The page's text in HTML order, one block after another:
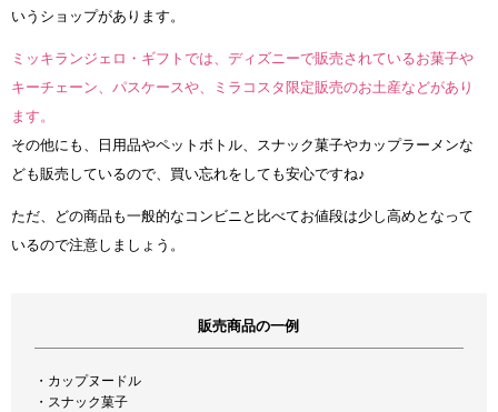
いうショップがあります。
ミッキランジェロ・ギフトでは、ディズニーで販売されているお菓子や
キーチェーン、パスケースや、ミラコスタ限定販売のお土産などがあり
ます。
その他にも、日用品やペットボトル、スナック菓子やカップラーメンな
ども販売しているので、買い忘れをしても安心ですね♪
ただ、どの商品も一般的なコンビニと比べてお値段は少し高めとなって
いるので注意しましょう。
販売商品の一例
・カップヌードル
・スナック菓子